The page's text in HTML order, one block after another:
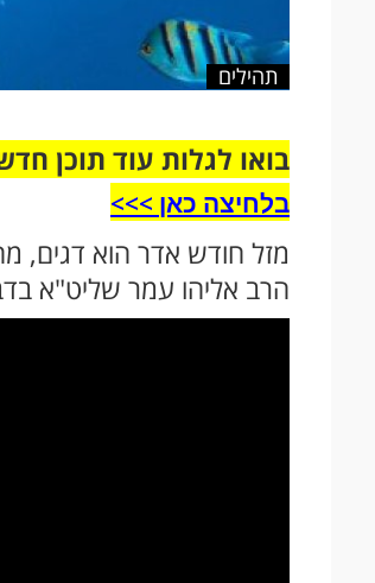
תהילים
בואו לגלות עוד תוכן
בלחיצה כאן >>>​
מזל חודש אדר הוא דגים,
הרב אליהו עמר שליט"א